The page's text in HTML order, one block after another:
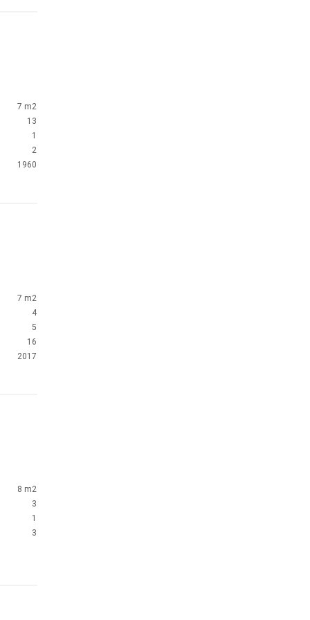
7 m2
13
1
2
1960
7 m2
4
5
16
2017
8 m2
3
1
3